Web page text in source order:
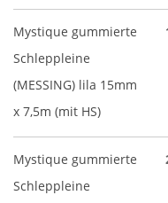
Mystique gummierte
Schleppleine
(MESSING) lila 15mm
x 7,5m (mit HS)
Mystique gummierte
Schleppleine